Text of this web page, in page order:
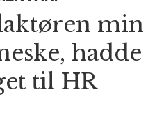
min
hadde
til HR